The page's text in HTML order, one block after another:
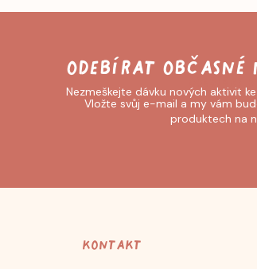
Vložte svůj e-mail a my vám
produktech na
Kontakt